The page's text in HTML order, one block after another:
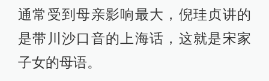
通常受到母亲影响最大，倪珪贞讲的
是带川沙口音的上海话，这就是宋家
子女的母语。